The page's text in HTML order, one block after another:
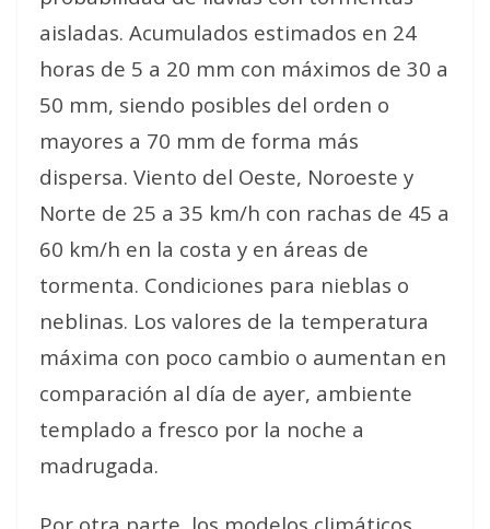
aisladas. Acumulados estimados en 24
horas de 5 a 20 mm con máximos de 30 a
50 mm, siendo posibles del orden o
mayores a 70 mm de forma más
dispersa. Viento del Oeste, Noroeste y
Norte de 25 a 35 km/h con rachas de 45 a
60 km/h en la costa y en áreas de
tormenta. Condiciones para nieblas o
neblinas. Los valores de la temperatura
máxima con poco cambio o aumentan en
comparación al día de ayer, ambiente
templado a fresco por la noche a
madrugada.